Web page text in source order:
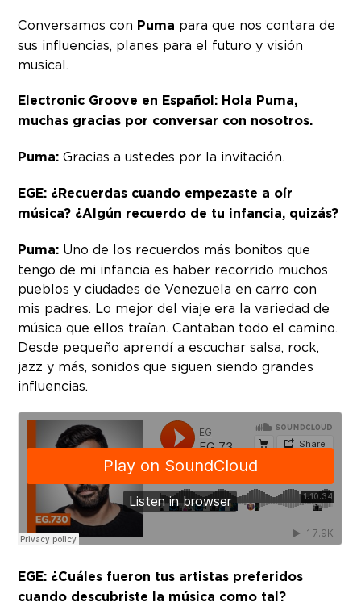
Conversamos con Puma para que nos contara de
sus influencias, planes para el futuro y visión
musical.
Electronic Groove en Español: Hola Puma,
muchas gracias por conversar con nosotros.
Puma: Gracias a ustedes por la invitación.
EGE: ¿Recuerdas cuando empezaste a oír
música? ¿Algún recuerdo de tu infancia, quizás?
Puma: Uno de los recuerdos más bonitos que
tengo de mi infancia es haber recorrido muchos
pueblos y ciudades de Venezuela en carro con
mis padres. Lo mejor del viaje era la variedad de
música que ellos traían. Cantaban todo el camino.
Desde pequeño aprendí a escuchar salsa, rock,
jazz y más, sonidos que siguen siendo grandes
influencias.
EGE: ¿Cuáles fueron tus artistas preferidos
cuando descubriste la música como tal?